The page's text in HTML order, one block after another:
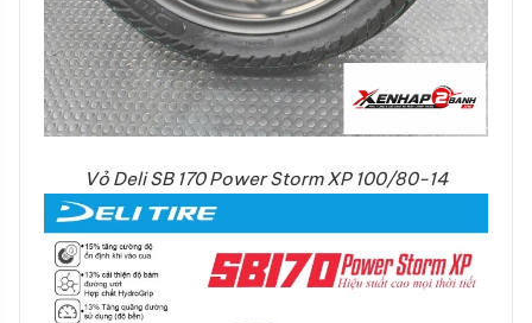
Vỏ Deli SB 170 Power Storm XP 100/80-14